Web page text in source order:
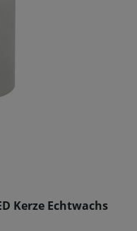
Kerze Echtwachs